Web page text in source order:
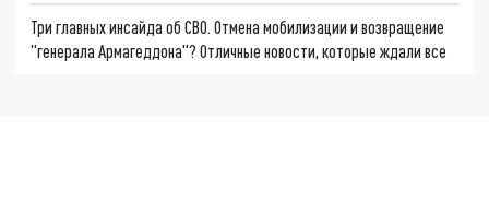
Три главных инсайда об СВО. Отмена мобилизации и возвращение
"генерала Армагеддона"? Отличные новости, которые ждали все